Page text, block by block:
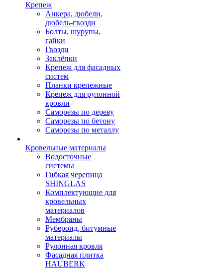
Крепеж
Анкера, дюбели,
дюбель-гвозди
Болты, шурупы,
гайки
Гвозди
Заклёпки
Крепеж для фасадных
систем
Планки крепежные
Крепеж для рулонной
кровли
Саморезы по дереву
Саморезы по бетону
Саморезы по металлу
Кровельные материалы
Водосточные
системы
Гибкая черепица
SHINGLAS
Комплектующие для
кровельных
материалов
Мембраны
Рубероид, битумные
материалы
Рулонная кровля
Фасадная плитка
HAUBERK